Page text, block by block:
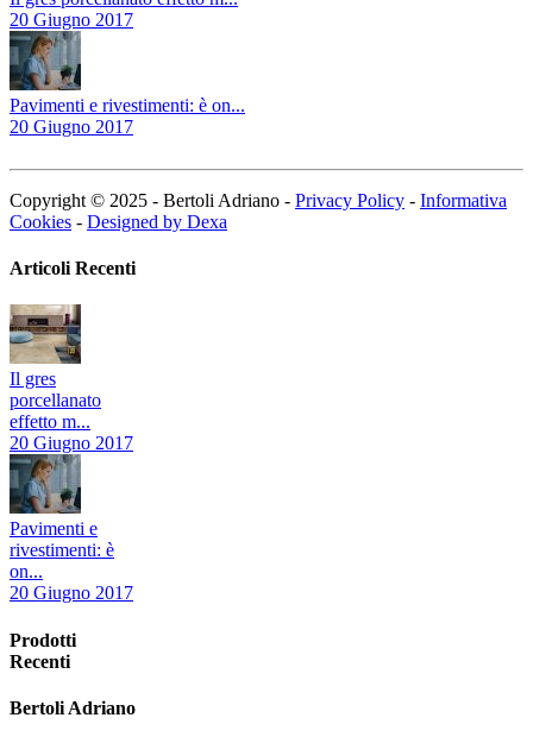
20 Giugno 2017
Pavimenti e rivestimenti: è on...
20 Giugno 2017
Copyright © 2025 - Bertoli Adriano - Privacy Policy - Informativa
Cookies - Designed by Dexa
Articoli Recenti
Il gres
porcellanato
effetto m...
20 Giugno 2017
Pavimenti e
rivestimenti: è
on...
20 Giugno 2017
Prodotti
Recenti
Bertoli Adriano